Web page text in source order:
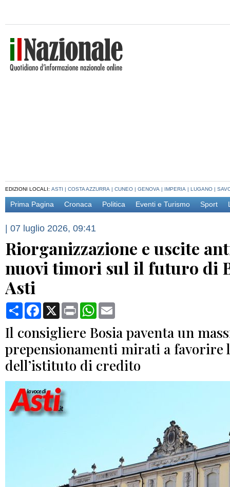
EDIZIONI LOCALI: ASTI | COSTA AZZURRA | CUNEO | GENOVA | IMPERIA | LUGANO |
Prima Pagina Cronaca Politica Eventi e Turismo Sport
| 07 luglio 2026, 09:41
Riorganizzazione e uscite
nuovi timori sul il futuro di
Asti
CondividiFacebook
X Print WhatsApp
Il consigliere Bosia paventa un
prepensionamenti mirati a favorire
dell’istituto di credito